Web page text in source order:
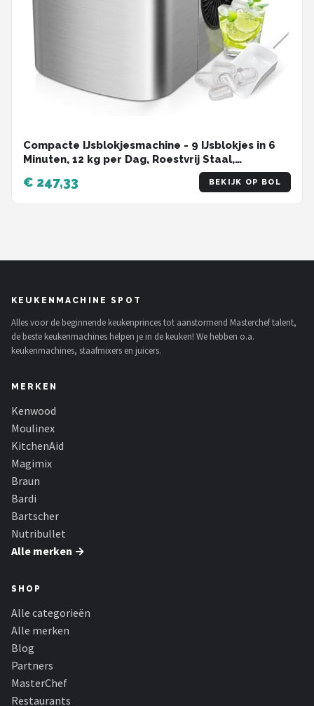
Compacte IJsblokjesmachine - 9 IJsblokjes in 6
Minuten, 12 kg per Dag, Roestvrij Staal,
Zelfreinigend voor Thuis en Kantoor
€ 247,33 BEKIJK OP BOL
KEUKENMACHINE SPOT
Alles voor de beginnende keukenprinces tot aanstormend Masterchef talent,
de beste keukenmachines helpen je in de keuken! We hebben o.a.
keukenmachines, staafmixers en juicers.
MERKEN
Kenwood
Moulinex
KitchenAid
Magimix
Braun
Bardi
Bartscher
Nutribullet
Alle merken →
SHOP
Alle categorieën
Alle merken
Blog
Partners
MasterChef
Restaurants